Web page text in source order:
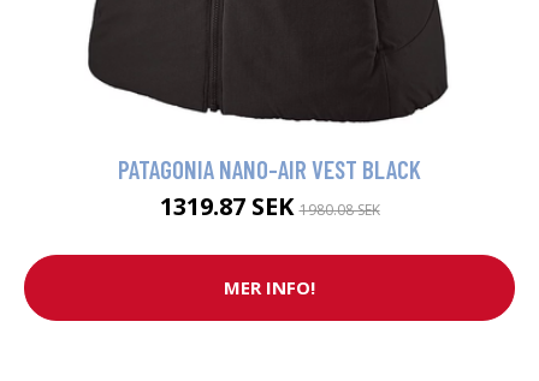
PATAGONIA NANO-AIR VEST BLACK
1319.87 SEK1980.08 SEK
MER INFO!